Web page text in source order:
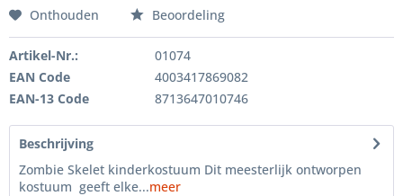
Onthouden Beoordeling
Artikel-Nr.:
01074
EAN Code
4003417869082
EAN-13 Code
8713647010746
Beschrijving
Zombie Skelet kinderkostuum Dit meesterlijk ontworpen
kostuum geeft elke...meer